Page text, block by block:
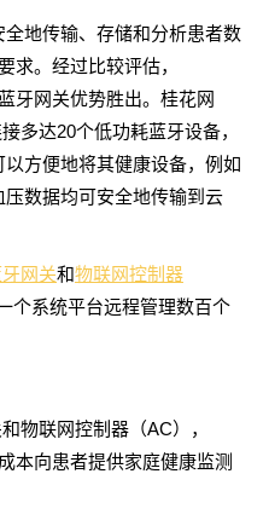
地传输、存储和分析患者数
求。经过比较评估，
牙网关优势胜出。桂花网
多达20个低功耗蓝牙设备，
方便地将其健康设备，例如
数据均可安全地传输到云
网关和物联网控制器
个系统平台远程管理数百个
物联网控制器（AC），
本向患者提供家庭健康监测